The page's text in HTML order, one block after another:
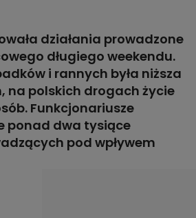
działania prowadzone
długiego weekendu.
i rannych była niższa
na polskich drogach życie
Funkcjonariusze
ponad dwa tysiące
pod wpływem